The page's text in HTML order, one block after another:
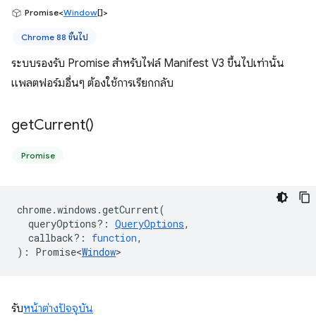
Promise<Window[]>
Chrome 88 ขึ้นไป
ระบบรองรับ Promise สำหรับไฟล์ Manifest V3 ขึ้นไปเท่านั้น
แพลตฟอร์มอื่นๆ ต้องใช้การเรียกกลับ
getCurrent()
Promise
chrome.windows .getCurrent(
queryOptions? : QueryOptions,
callback? : function,
) : Promise<Window>
รับหน้าต่างปัจจุบัน